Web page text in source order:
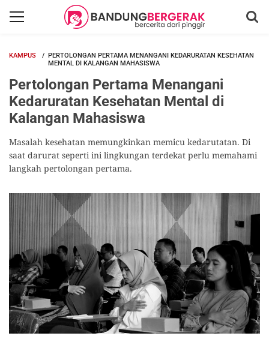
KAMPUS
PERTOLONGAN PERTAMA MENANGANI KEDARURATAN KESEHATAN
MENTAL DI KALANGAN MAHASISWA
Pertolongan Pertama Menangani
Kedaruratan Kesehatan Mental di
Kalangan Mahasiswa
Masalah kesehatan memungkinkan memicu kedarutatan. Di
saat darurat seperti ini lingkungan terdekat perlu memahami
langkah pertolongan pertama.